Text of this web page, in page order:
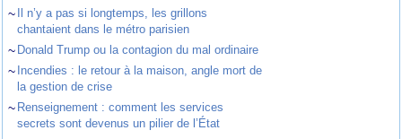
~ Il n’y a pas si longtemps, les grillons
chantaient dans le métro parisien
~ Donald Trump ou la contagion du mal ordinaire
~ Incendies : le retour à la maison, angle mort de
la gestion de crise
~ Renseignement : comment les services
secrets sont devenus un pilier de l’État